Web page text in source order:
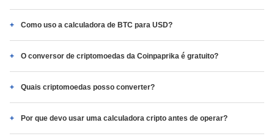
Como uso a calculadora de BTC para USD?
O conversor de criptomoedas da Coinpaprika é gratuito?
Quais criptomoedas posso converter?
Por que devo usar uma calculadora cripto antes de operar?